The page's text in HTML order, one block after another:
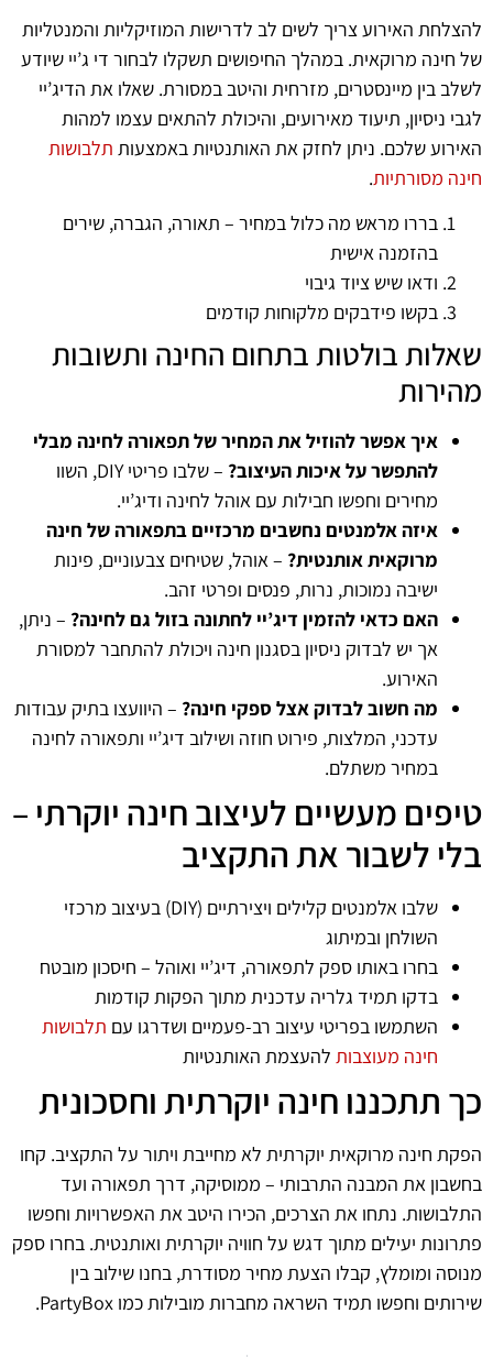
להצלחת האירוע צריך לשים לב לדרישות המוזיקליות והמנטליות
של חינה מרוקאית. במהלך החיפושים תשקלו לבחור די ג’יי שיודע
לשלב בין מיינסטרים, מזרחית והיטב במסורת. שאלו את הדיג’יי
לגבי ניסיון, תיעוד מאירועים, והיכולת להתאים עצמו למהות
האירוע שלכם. ניתן לחזק את האותנטיות באמצעות תלבושות
חינה מסורתיות.
בררו מראש מה כלול במחיר – תאורה, הגברה, שירים
בהזמנה אישית
ודאו שיש ציוד גיבוי
בקשו פידבקים מלקוחות קודמים
שאלות בולטות בתחום החינה ותשובות
מהירות
איך אפשר להוזיל את המחיר של תפאורה לחינה מבלי
להתפשר על איכות העיצוב?
– שלבו פריטי DIY, השוו
מחירים וחפשו חבילות עם אוהל לחינה ודיג’יי.
איזה אלמנטים נחשבים מרכזיים בתפאורה של חינה
מרוקאית אותנטית? – אוהל, שטיחים צבעוניים, פינות
ישיבה נמוכות, נרות, פנסים ופרטי זהב.
האם כדאי להזמין דיג’יי לחתונה בזול גם לחינה? – ניתן,
אך יש לבדוק ניסיון בסגנון חינה ויכולת להתחבר למסורת
האירוע.
מה חשוב לבדוק אצל ספקי חינה? – היוועצו בתיק עבודות
עדכני, המלצות, פירוט חוזה ושילוב דיג’יי ותפאורה לחינה
במחיר משתלם.
טיפים מעשיים לעיצוב חינה יוקרתי –
בלי לשבור את התקציב
שלבו אלמנטים קלילים ויצירתיים (DIY) בעיצוב מרכזי
השולחן ובמיתוג
בחרו באותו ספק לתפאורה, דיג’יי ואוהל – חיסכון מובטח
בדקו תמיד גלריה עדכנית מתוך הפקות קודמות
השתמשו בפריטי עיצוב רב-פעמיים ושדרגו עם תלבושות
חינה מעוצבות להעצמת האותנטיות
כך תתכננו חינה יוקרתית וחסכונית
הפקת חינה מרוקאית יוקרתית לא מחייבת ויתור על התקציב. קחו
בחשבון את המבנה התרבותי – ממוסיקה, דרך תפאורה ועד
התלבושות. נתחו את הצרכים, הכירו היטב את האפשרויות וחפשו
פתרונות יעילים מתוך דגש על חוויה יוקרתית ואותנטית. בחרו ספק
מנוסה ומומלץ, קבלו הצעת מחיר מסודרת, בחנו שילוב בין
שירותים וחפשו תמיד השראה מחברות מובילות כמו PartyBox.